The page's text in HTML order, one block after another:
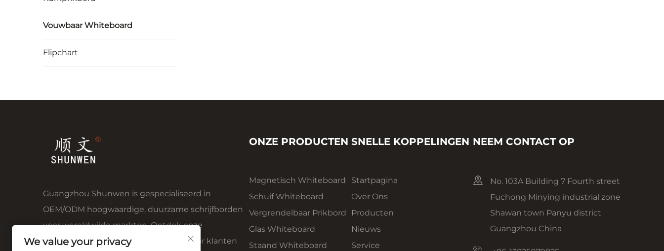
Vouwbaar Whiteboard
Flipchart
Guangzhou Shunwen is gespecialiseerd in
OEM/ODM hoogwaardige, duurzame schrijfborden
voor wereldwijde markten. Ontdek onze
aanpasbare oplossingen, vertrouwd door klanten
ONZE PRODUCTEN
Magnetisch Whiteboard
Schuif Whiteboard
Vergrendelbaar Prikbord
Glas Whiteboard
Staand Whiteboard
SNELLE KOPPELINGEN
Startpagina
Over Ons
Producten
Nieuws
Service
NEEM CONTACT OP
No. 103A Building 7 Fourth street
Fuchong Minying industrial zone
Shawan town Panyu district
Guangzhou China
We value your privacy